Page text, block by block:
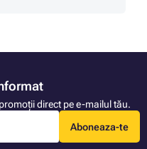
direct pe e-mailul tău.
Aboneaza-te